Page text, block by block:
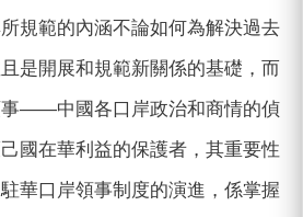
規範的內涵不論如何為解決過去
是開展和規範新關係的基礎，而
事——中國各口岸政治和商情的偵
國在華利益的保護者，其重要性
華口岸領事制度的演進，係掌握